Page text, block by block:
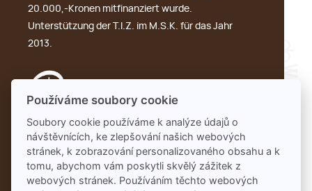
20.000,-Kronen mitfinanziert wurde.
Unterstützung der T.I.Z. im M.S.K. für das Jahr
2013.
GDPR
Používáme soubory cookie
Soubory cookie používáme k analýze údajů o
návštěvnících, ke zlepšování našich webových
stránek, k zobrazování personalizovaného obsahu a k
tomu, abychom vám poskytli skvělý zážitek z
webových stránek. Používáním těchto webových